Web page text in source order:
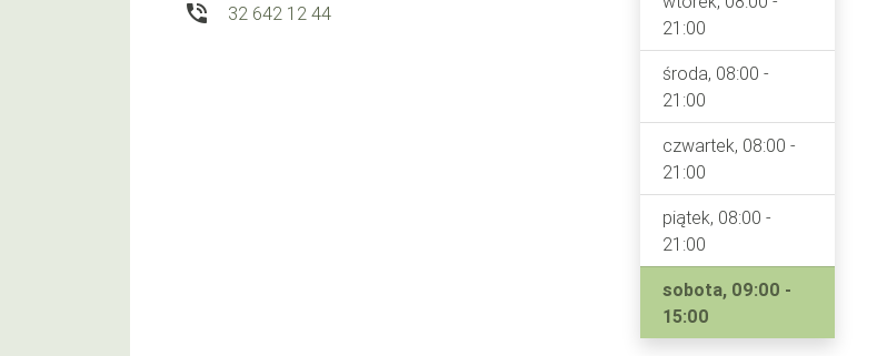
phone_in_talk 32 642 12 44
21:00
środa, 08:00 -
21:00
czwartek, 08:00 -
21:00
piątek, 08:00 -
21:00
sobota, 09:00 -
15:00